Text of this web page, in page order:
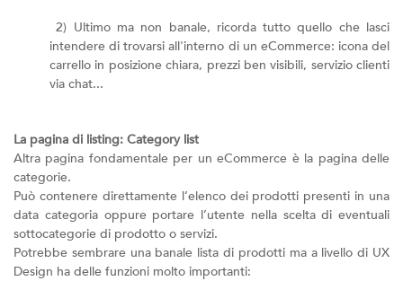
2) Ultimo ma non banale, ricorda tutto quello che lasci
intendere di trovarsi all'interno di un eCommerce: icona del
carrello in posizione chiara, prezzi ben visibili, servizio clienti
via chat...
La pagina di listing: Category list
Altra pagina fondamentale per un eCommerce è la pagina delle
categorie.
Può contenere direttamente l’elenco dei prodotti presenti in una
data categoria oppure portare l’utente nella scelta di eventuali
sottocategorie di prodotto o servizi.
Potrebbe sembrare una banale lista di prodotti ma a livello di UX
Design ha delle funzioni molto importanti: